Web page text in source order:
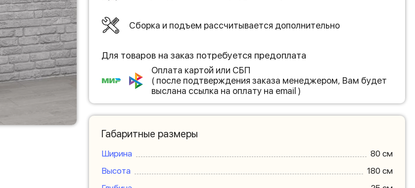
Сборка и подъем рассчитывается дополнительно
Для товаров на заказ потребуется предоплата
Оплата картой или СБП
( после подтверждения заказа менеджером, Вам будет
выслана ссылка на оплату на email )
Габаритные размеры
Ширина
80 см
Высота
180 см